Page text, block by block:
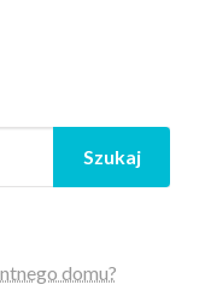
Szukaj
domu?